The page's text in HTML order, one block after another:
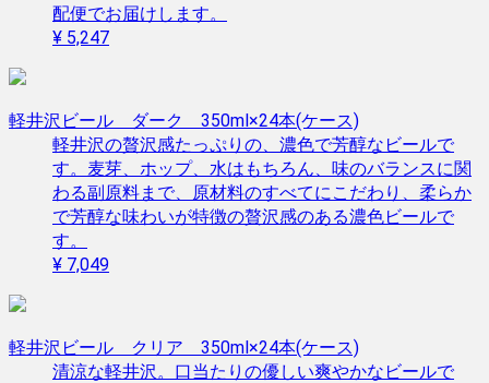
配便でお届けします。
¥ 5,247
軽井沢ビール ダーク 350ml×24本(ケース)
軽井沢の贅沢感たっぷりの、濃色で芳醇なビールで
す。麦芽、ホップ、水はもちろん、味のバランスに関
わる副原料まで、原材料のすべてにこだわり、柔らか
で芳醇な味わいが特徴の贅沢感のある濃色ビールで
す。
¥ 7,049
軽井沢ビール クリア 350ml×24本(ケース)
清涼な軽井沢。口当たりの優しい爽やかなビールで